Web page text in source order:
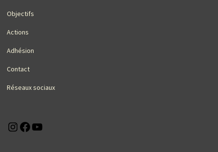
Objectifs
Actions
Adhésion
Contact
Réseaux sociaux
Instagram
Facebook